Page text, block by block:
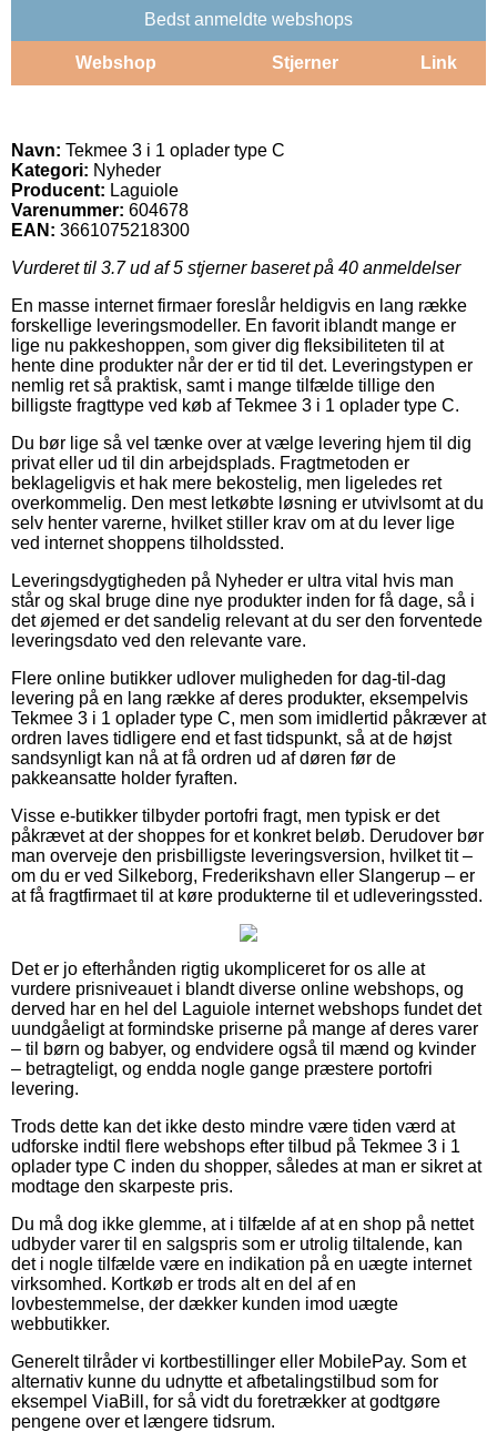
Bedst anmeldte webshops
Webshop Stjerner Link
Navn: Tekmee 3 i 1 oplader type C
Kategori: Nyheder
Producent: Laguiole
Varenummer: 604678
EAN: 3661075218300
Vurderet til 3.7ud af 5 stjerner baseret på 40 anmeldelser
En masse internet firmaer foreslår heldigvis en lang række
forskellige leveringsmodeller. En favorit iblandt mange er
lige nu pakkeshoppen, som giver dig fleksibiliteten til at
hente dine produkter når der er tid til det. Leveringstypen er
nemlig ret så praktisk, samt i mange tilfælde tillige den
billigste fragttype ved køb af Tekmee 3 i 1 oplader type C.
Du bør lige så vel tænke over at vælge levering hjem til dig
privat eller ud til din arbejdsplads. Fragtmetoden er
beklageligvis et hak mere bekostelig, men ligeledes ret
overkommelig. Den mest letkøbte løsning er utvivlsomt at du
selv henter varerne, hvilket stiller krav om at du lever lige
ved internet shoppens tilholdssted.
Leveringsdygtigheden på Nyheder er ultra vital hvis man
står og skal bruge dine nye produkter inden for få dage, så i
det øjemed er det sandelig relevant at du ser den forventede
leveringsdato ved den relevante vare.
Flere online butikker udlover muligheden for dag-til-dag
levering på en lang række af deres produkter, eksempelvis
Tekmee 3 i 1 oplader type C, men som imidlertid påkræver at
ordren laves tidligere end et fast tidspunkt, så at de højst
sandsynligt kan nå at få ordren ud af døren før de
pakkeansatte holder fyraften.
Visse e-butikker tilbyder portofri fragt, men typisk er det
påkrævet at der shoppes for et konkret beløb. Derudover bør
man overveje den prisbilligste leveringsversion, hvilket tit –
om du er ved Silkeborg, Frederikshavn eller Slangerup – er
at få fragtfirmaet til at køre produkterne til et udleveringssted.
Det er jo efterhånden rigtig ukompliceret for os alle at
vurdere prisniveauet i blandt diverse online webshops, og
derved har en hel del Laguiole internet webshops fundet det
uundgåeligt at formindske priserne på mange af deres varer
– til børn og babyer, og endvidere også til mænd og kvinder
– betragteligt, og endda nogle gange præstere portofri
levering.
Trods dette kan det ikke desto mindre være tiden værd at
udforske indtil flere webshops efter tilbud på Tekmee 3 i 1
oplader type C inden du shopper, således at man er sikret at
modtage den skarpeste pris.
Du må dog ikke glemme, at i tilfælde af at en shop på nettet
udbyder varer til en salgspris som er utrolig tiltalende, kan
det i nogle tilfælde være en indikation på en uægte internet
virksomhed. Kortkøb er trods alt en del af en
lovbestemmelse, der dækker kunden imod uægte
webbutikker.
Generelt tilråder vi kortbestillinger eller MobilePay. Som et
alternativ kunne du udnytte et afbetalingstilbud som for
eksempel ViaBill, for så vidt du foretrækker at godtgøre
pengene over et længere tidsrum.